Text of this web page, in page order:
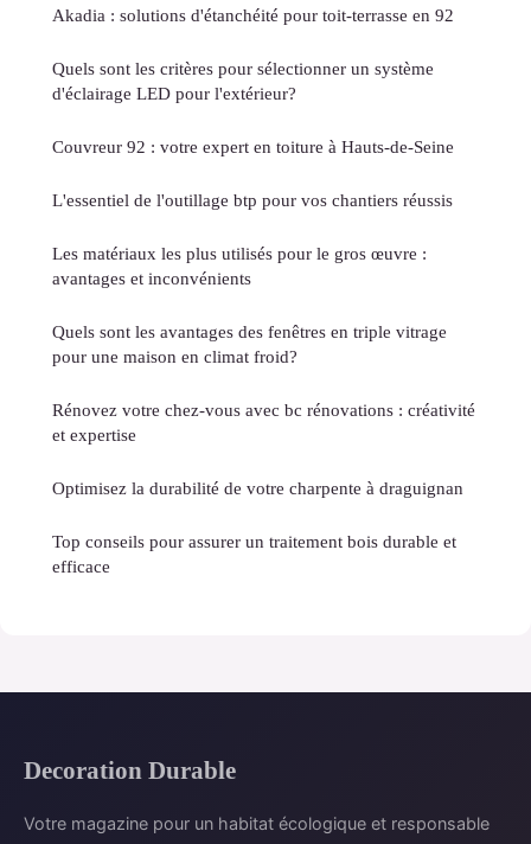
Akadia : solutions d'étanchéité pour toit-terrasse en 92
Quels sont les critères pour sélectionner un système
d'éclairage LED pour l'extérieur?
Couvreur 92 : votre expert en toiture à Hauts-de-Seine
L'essentiel de l'outillage btp pour vos chantiers réussis
Les matériaux les plus utilisés pour le gros œuvre :
avantages et inconvénients
Quels sont les avantages des fenêtres en triple vitrage
pour une maison en climat froid?
Rénovez votre chez-vous avec bc rénovations : créativité
et expertise
Optimisez la durabilité de votre charpente à draguignan
Top conseils pour assurer un traitement bois durable et
efficace
Decoration Durable
Votre magazine pour un habitat écologique et responsable